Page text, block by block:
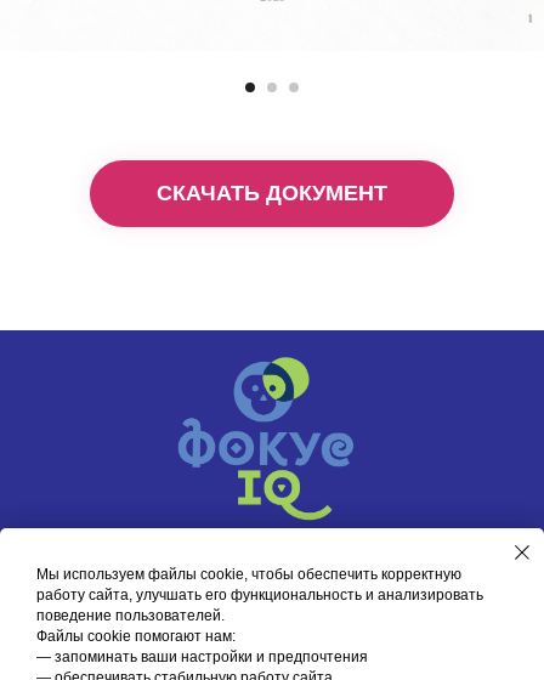
СКАЧАТЬ ДОКУМЕНТ
Мы используем файлы cookie, чтобы обеспечить корректную
работу сайта, улучшать его функциональность и анализировать
поведение пользователей.
Файлы cookie помогают нам:
— запоминать ваши настройки и предпочтения
Политика обработки персональных данных
Пользовательское соглашение
Перезвонить вам?